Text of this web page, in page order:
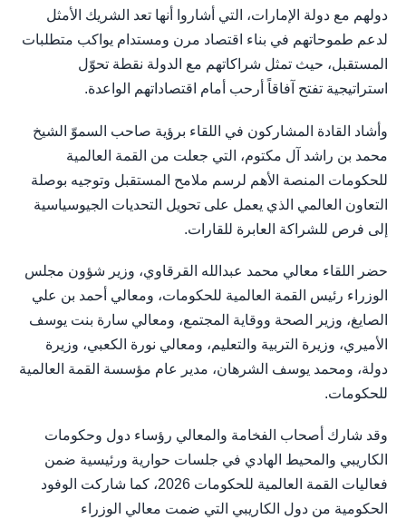
دولهم مع دولة الإمارات، التي أشاروا أنها تعد الشريك الأمثل
لدعم طموحاتهم في بناء اقتصاد مرن ومستدام يواكب متطلبات
المستقبل، حيث تمثل شراكاتهم مع الدولة نقطة تحوّل
استراتيجية تفتح آفاقاً أرحب أمام اقتصاداتهم الواعدة.
وأشاد القادة المشاركون في اللقاء برؤية صاحب السموّ الشيخ
محمد بن راشد آل مكتوم، التي جعلت من القمة العالمية
للحكومات المنصة الأهم لرسم ملامح المستقبل وتوجيه بوصلة
التعاون العالمي الذي يعمل على تحويل التحديات الجيوسياسية
إلى فرص للشراكة العابرة للقارات.
حضر اللقاء معالي محمد عبدالله القرقاوي، وزير شؤون مجلس
الوزراء رئيس القمة العالمية للحكومات، ومعالي أحمد بن علي
الصايغ، وزير الصحة ووقاية المجتمع، ومعالي سارة بنت يوسف
الأميري، وزيرة التربية والتعليم، ومعالي نورة الكعبي، وزيرة
دولة، ومحمد يوسف الشرهان، مدير عام مؤسسة القمة العالمية
للحكومات.
وقد شارك أصحاب الفخامة والمعالي رؤساء دول وحكومات
الكاريبي والمحيط الهادي في جلسات حوارية ورئيسية ضمن
فعاليات القمة العالمية للحكومات 2026، كما شاركت الوفود
الحكومية من دول الكاريبي التي ضمت معالي الوزراء